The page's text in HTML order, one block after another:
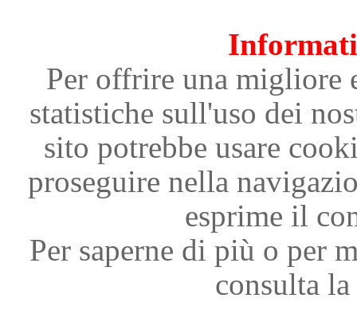
Per offrire una migliore
statistiche sull'uso dei
sito potrebbe usare
proseguire nella
esprime il
Per saperne di più o per
consulta